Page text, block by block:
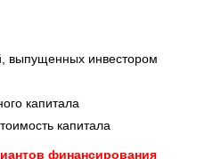
выпущенных инвестором
капитала
капитала
финансирования